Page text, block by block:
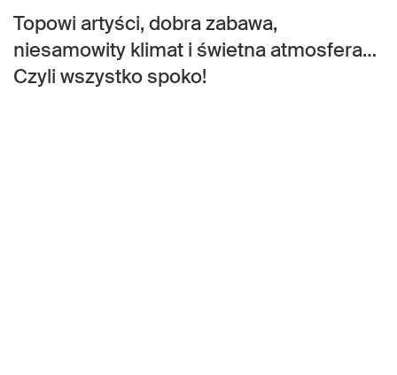
Topowi artyści, dobra zabawa,
niesamowity klimat i świetna atmosfera…
Czyli wszystko spoko!